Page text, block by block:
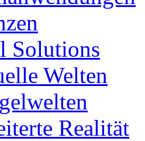
Solutions
Welten
Realität